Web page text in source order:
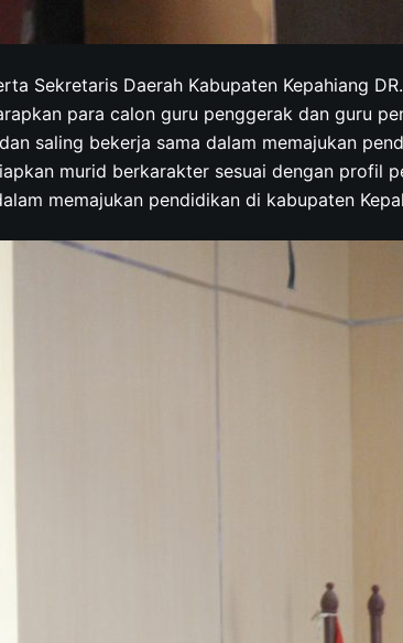
Sekretaris Daerah Kabupaten Kepahiang
para calon guru penggerak dan guru
saling bekerja sama dalam memajukan
murid berkarakter sesuai dengan profil
memajukan pendidikan di kabupaten